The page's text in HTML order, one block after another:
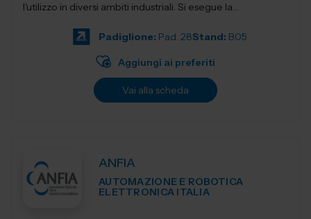
l'utilizzo in diversi ambiti industriali. Si esegue la
Padiglione: Pad. 28Stand: B05
Aggiungi ai preferiti
Vai alla scheda
ANFIA
AUTOMAZIONE E ROBOTICA
ELETTRONICA ITALIA